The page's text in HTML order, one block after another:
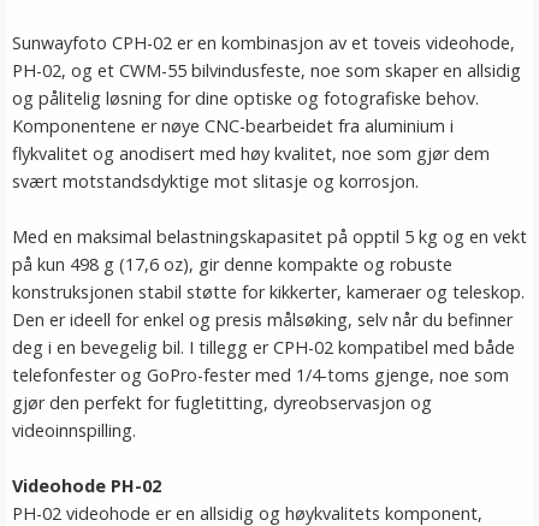
Sunwayfoto CPH-02 er en kombinasjon av et toveis videohode,
PH-02, og et CWM-55 bilvindusfeste, noe som skaper en allsidig
og pålitelig løsning for dine optiske og fotografiske behov.
Komponentene er nøye CNC-bearbeidet fra aluminium i
flykvalitet og anodisert med høy kvalitet, noe som gjør dem
svært motstandsdyktige mot slitasje og korrosjon.
Med en maksimal belastningskapasitet på opptil 5 kg og en vekt
på kun 498 g (17,6 oz), gir denne kompakte og robuste
konstruksjonen stabil støtte for kikkerter, kameraer og teleskop.
Den er ideell for enkel og presis målsøking, selv når du befinner
deg i en bevegelig bil. I tillegg er CPH-02 kompatibel med både
telefonfester og GoPro-fester med 1/4-toms gjenge, noe som
gjør den perfekt for fugletitting, dyreobservasjon og
videoinnspilling.
Videohode PH-02
PH-02 videohode er en allsidig og høykvalitets komponent,